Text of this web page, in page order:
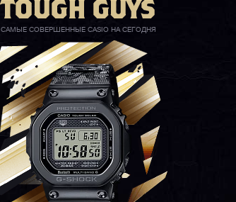
САМЫЕ СОВЕРШЕННЫЕ CASIO НА СЕГОДНЯ